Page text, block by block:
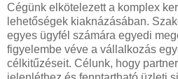
Cégünk elkötelezett a komplex
lehetőségek kiaknázásában.
egyes ügyfél számára egyedi
figyelembe véve a vállalkozás
célkitűzéseit. Célunk, hogy